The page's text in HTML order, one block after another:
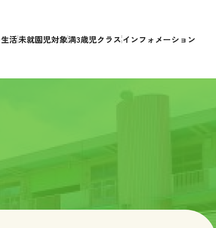
活未就園児対象満3歳児クラス インフォメーション